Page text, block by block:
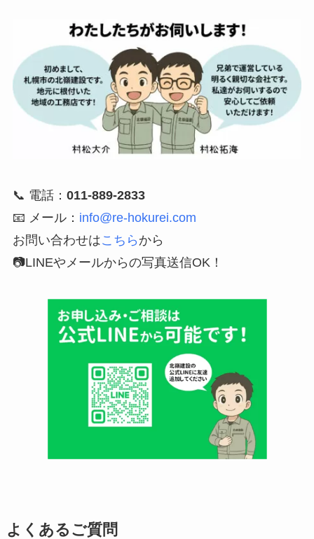
📞 電話： 011-889-2833
📧 メール： info@re-hokurei.com
お問い合わせはこちら から
📷LINEやメールからの写真送信OK！
よくあるご質問